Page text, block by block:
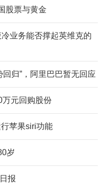
股票与黄金
业务能否撑起英维克的
归”，阿里巴巴暂无回应
万元回购股份
苹果siri功能
岁
报